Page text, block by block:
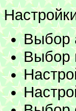
Выбор
Выбор